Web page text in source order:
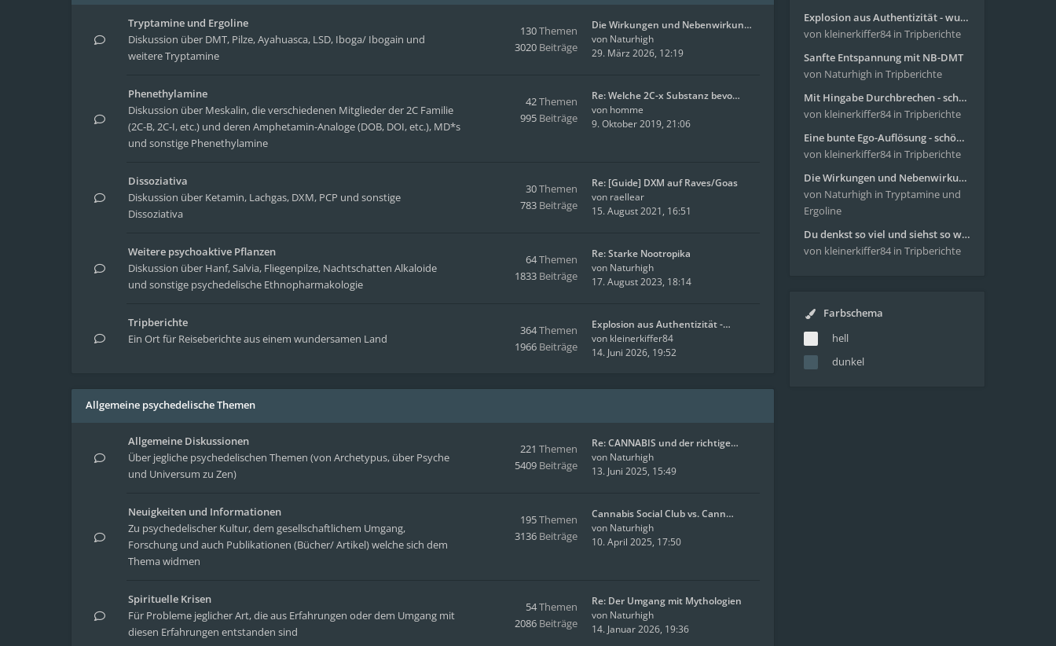
Tryptamine und Ergoline
Diskussion über DMT, Pilze, Ayahuasca, LSD, Iboga/ Ibogain und
weitere Tryptamine
130Themen
3020 Beiträge
Die Wirkungen und Nebenwirkun…
von Naturhigh
29. März 2026, 12:19
Phenethylamine
Diskussion über Meskalin, die verschiedenen Mitglieder der 2C Familie
(2C-B, 2C-I, etc.) und deren Amphetamin-Analoge (DOB, DOI, etc.), MD*s
und sonstige Phenethylamine
42Themen
995 Beiträge
Re: Welche 2C-x Substanz bevo…
von homme
9. Oktober 2019, 21:06
Dissoziativa
Diskussion über Ketamin, Lachgas, DXM, PCP und sonstige
Dissoziativa
30Themen
783 Beiträge
Re: [Guide] DXM auf Raves/Goas
von raellear
15. August 2021, 16:51
Weitere psychoaktive Pflanzen
Diskussion über Hanf, Salvia, Fliegenpilze, Nachtschatten Alkaloide
und sonstige psychedelische Ethnopharmakologie
64Themen
1833 Beiträge
Re: Starke Nootropika
von Naturhigh
17. August 2023, 18:14
Tripberichte
Ein Ort für Reiseberichte aus einem wundersamen Land
364Themen
1966 Beiträge
Explosion aus Authentizität -…
von kleinerkiffer84
14. Juni 2026, 19:52
Allgemeine psychedelische Themen
Allgemeine Diskussionen
Über jegliche psychedelischen Themen (von Archetypus, über Psyche
und Universum zu Zen)
221 Themen
5409 Beiträge
Re: CANNABIS und der richtige…
von Naturhigh
13. Juni 2025, 15:49
Neuigkeiten und Informationen
Zu psychedelischer Kultur, dem gesellschaftlichem Umgang,
Forschung und auch Publikationen (Bücher/ Artikel) welche sich dem
Thema widmen
195Themen
3136 Beiträge
Cannabis Social Club vs. Cann…
von Naturhigh
10. April 2025, 17:50
Spirituelle Krisen
Für Probleme jeglicher Art, die aus Erfahrungen oder dem Umgang mit
diesen Erfahrungen entstanden sind
54Themen
2086 Beiträge
Re: Der Umgang mit Mythologien
von Naturhigh
14. Januar 2026, 19:36
Explosion aus Authentizität - wunderbare Reise mit 4g Pilze
von kleinerkiffer84 in Tripberichte
Sanfte Entspannung mit NB-DMT
von Naturhigh in Tripberichte
Mit Hingabe Durchbrechen - schöne Reise mit 4g Pilze
von kleinerkiffer84 in Tripberichte
Eine bunte Ego-Auflösung - schöne Reise mit 4-AcO-DMT
von kleinerkiffer84 in Tripberichte
Die Wirkungen und Nebenwirkungen von LSD
von Naturhigh in Tryptamine und
Ergoline
Du denkst so viel und siehst so wenig - wunderbare Reise mit 4g Pilze
von kleinerkiffer84 in Tripberichte
Farbschema
hell
dunkel